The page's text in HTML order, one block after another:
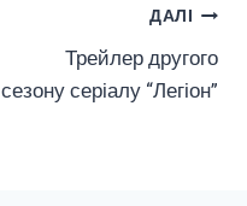
ДАЛІ
Трейлер другого
сезону серіалу “Легіон”